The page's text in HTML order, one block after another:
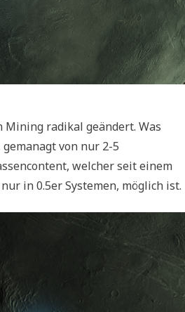
Mining radikal geändert. Was
von nur 2-5
welcher seit einem
in 0.5er Systemen, möglich ist.